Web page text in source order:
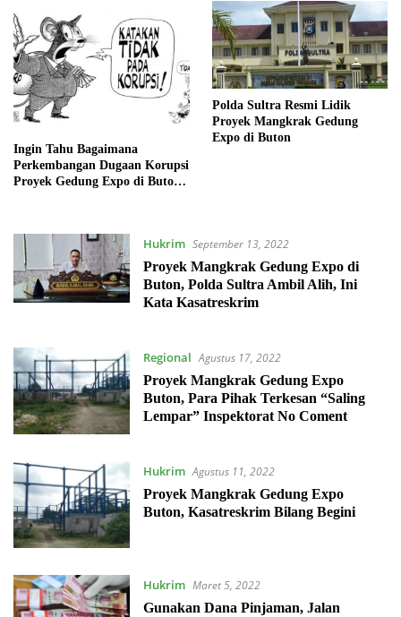
Ingin Tahu Bagaimana
Perkembangan Dugaan Korupsi
Proyek Gedung Expo di Buton?
Polda Sultra Resmi Lidik
Proyek Mangkrak Gedung
Expo di Buton
Hukrim September 13, 2022
Proyek Mangkrak Gedung Expo di
Buton, Polda Sultra Ambil Alih, Ini
Kata Kasatreskrim
Regional Agustus 17, 2022
Proyek Mangkrak Gedung Expo
Buton, Para Pihak Terkesan “Saling
Lempar” Inspektorat No Coment
Hukrim Agustus 11, 2022
Proyek Mangkrak Gedung Expo
Buton, Kasatreskrim Bilang Begini
Hukrim Maret 5, 2022
Gunakan Dana Pinjaman, Jalan